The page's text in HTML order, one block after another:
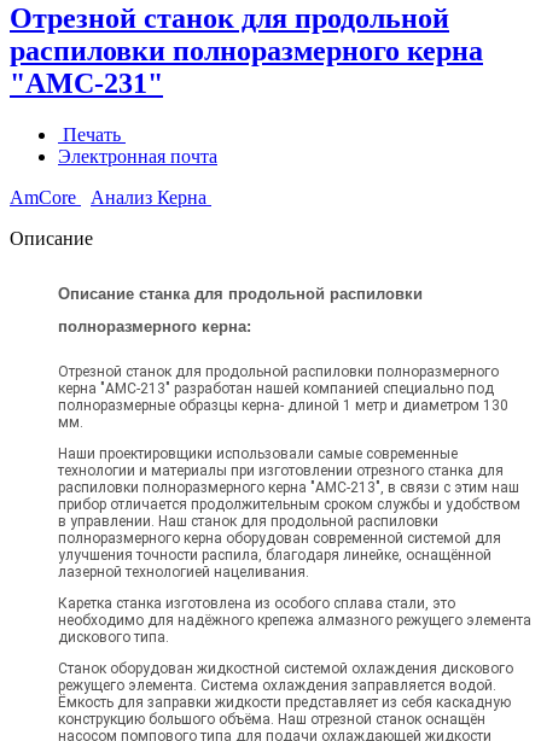
Отрезной станок для продольной
распиловки полноразмерного керна
"AMC-231"
Печать
Электронная почта
AmCore
Анализ Керна
Описание
Описание станка для продольной распиловки
полноразмерного керна:
Отрезной станок для продольной распиловки полноразмерного
керна "AMC-213" разработан нашей компанией специально под
полноразмерные образцы керна- длиной 1 метр и диаметром 130
мм.
Наши проектировщики использовали самые современные
технологии и материалы при изготовлении отрезного станка для
распиловки полноразмерного керна "AMC-213", в связи с этим наш
прибор отличается продолжительным сроком службы и удобством
в управлении. Наш станок для продольной распиловки
полноразмерного керна оборудован современной системой для
улучшения точности распила, благодаря линейке, оснащённой
лазерной технологией нацеливания.
Каретка станка изготовлена из особого сплава стали, это
необходимо для надёжного крепежа алмазного режущего элемента
дискового типа.
Станок оборудован жидкостной системой охлаждения дискового
режущего элемента. Система охлаждения заправляется водой.
Ёмкость для заправки жидкости представляет из себя каскадную
конструкцию большого объёма. Наш отрезной станок оснащён
насосом помпового типа для подачи охлаждающей жидкости